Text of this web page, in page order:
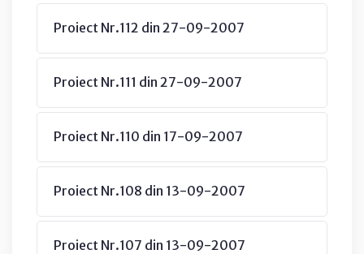
Proiect Nr.112 din 27-09-2007
Proiect Nr.111 din 27-09-2007
Proiect Nr.110 din 17-09-2007
Proiect Nr.108 din 13-09-2007
Proiect Nr.107 din 13-09-2007